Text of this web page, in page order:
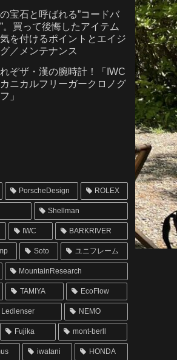
宝石と呼ばれる”コードバ
。買って後悔したアイテム
を付けるポイントとエイジ
／メンテナンス
ぞザ・漢の腕時計！「IWC
ニカルフリーガークロノグ
」
PorscheDesign ROLEX
Shellman
IWC BARKRIVER
Soto ユニフレーム
MountainResearch
TAMIYA EcoFlow
Ledlenser NEMO
Fujika mont-berll
iwatani HONDA